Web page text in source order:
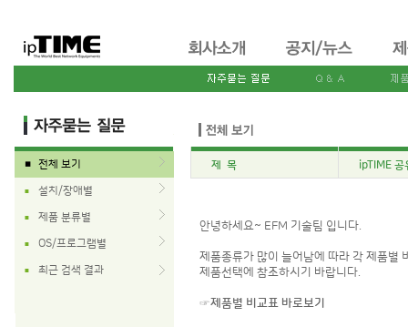
■ 전체 보기
■ 설치/장애별
■ 제품 분류별
■ OS/프로그램별
■ 최근 검색 결과
제 목 ipTIME 공
안녕하세요~ EFM 기술팀 입니다.
제품종류가 많이 늘어남에 따라 각 제품별
제품선택에 참조하시기 바랍니다.
☞제품별 비교표 바로보기